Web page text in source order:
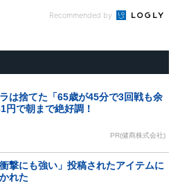
Recommended by
は捨てた「65歳が45分で3回戦も余
円で朝まで絶好調！
PR(健商株式会社)
衝撃にも強い」投稿されたアイテムに
れた